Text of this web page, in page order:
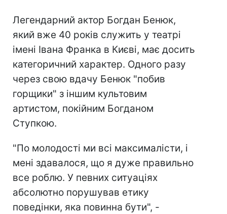
Легендарний актор Богдан Бенюк,
який вже 40 років служить у театрі
імені Івана Франка в Києві, має досить
категоричний характер. Одного разу
через свою вдачу Бенюк "побив
горщики" з іншим культовим
артистом, покійним Богданом
Ступкою.
"По молодості ми всі максималісти, і
мені здавалося, що я дуже правильно
все роблю. У певних ситуаціях
абсолютно порушував етику
поведінки, яка повинна бути", -